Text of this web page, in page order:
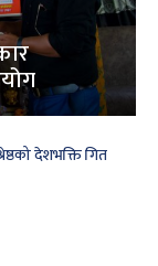
देशभक्ति गित